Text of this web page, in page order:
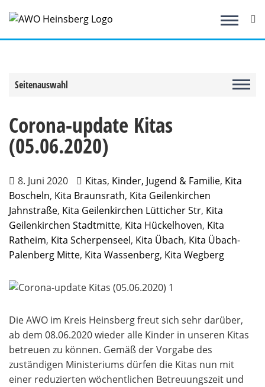
Inhalt
springen
Seitenauswahl
Corona-update Kitas
(05.06.2020)
8. Juni 2020 Kitas, Kinder, Jugend & Familie, Kita
Boscheln, Kita Braunsrath, Kita Geilenkirchen
Jahnstraße, Kita Geilenkirchen Lütticher Str, Kita
Geilenkirchen Stadtmitte, Kita Hückelhoven, Kita
Ratheim, Kita Scherpenseel, Kita Übach, Kita Übach-
Palenberg Mitte, Kita Wassenberg, Kita Wegberg
Die AWO im Kreis Heinsberg freut sich sehr darüber,
ab dem 08.06.2020 wieder alle Kinder in unseren Kitas
betreuen zu können. Gemäß der Vorgabe des
zuständigen Ministeriums dürfen die Kitas nun mit
einer reduzierten wöchentlichen Betreuungszeit und